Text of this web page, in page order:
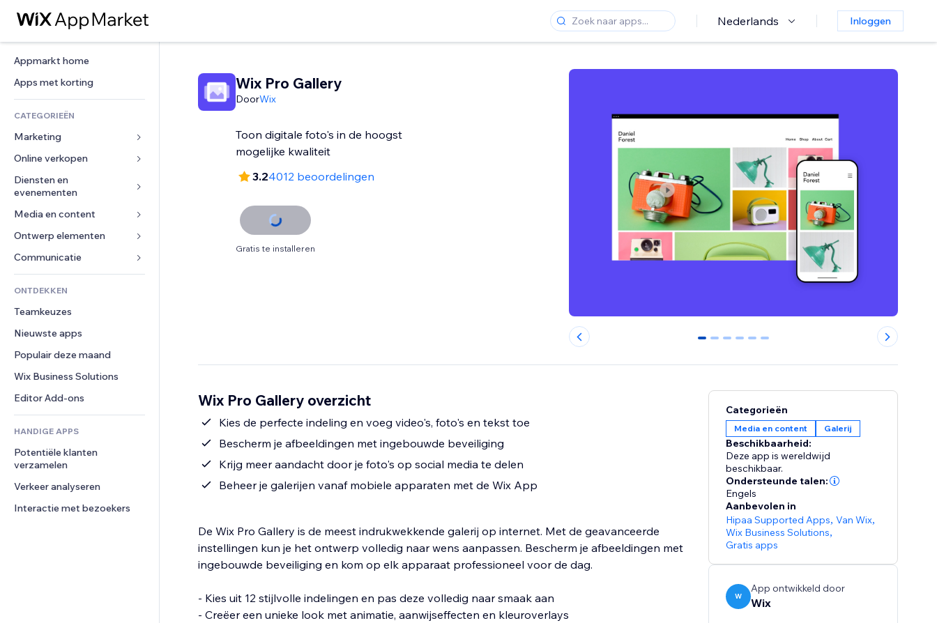
Nederlands Inloggen
Appmarkt home
Apps met korting
CATEGORIEËN
Marketing
Advertenties
Mobiel
Analytics
Social media
SEO
Betrokkenheid
Websitevermeldingen
E-mail
Conversie
Online verkopen
Apps voor webshops
Verzending en levering
Verkoopknoppen
Online cursussen
Print on demand
Boekhouding
Coupons en loyaliteit
Opslagoplossingen
Dropshipping
Prijzen en abonnementen
Crowdfunding
Eten en drinken
Diensten en
evenementen
Hotels
Evenementen
Restaurants
Vastgoed
Boekingen
Media en content
Galerij
Muziek
Podcasts
Fotografie
Video
PDF
Bestanden delen
Nieuws
Ontwerp elementen
Kaarten en navigatie
Privacy en beveiliging
Ontime
Pagina templates
Afbeeldingseffecten
Knoppen en menu's
Banners en badges
Rekenmachines
Zoeken
Weer
Grafieken en tabellen
Formulieren
Enquêtes
Chat
Opmerkingen
Telefoonnummer
Community
Beoordelingen en testimonials
CRM
ONTDEKKEN
Teamkeuzes
Nieuwste apps
Populair deze maand
Wix Business Solutions
Editor Add-ons
HANDIGE APPS
Potentiële klanten
verzamelen
Verkeer analyseren
Interactie met bezoekers
Wix Pro Gallery
DoorWix
Toon digitale foto's in de hoogst
mogelijke kwaliteit
3.24012 beoordelingen
Gratis te installeren
0 1 2 3 4 5
Wix Pro Gallery overzicht
Kies de perfecte indeling en voeg video's, foto's en tekst toe
Bescherm je afbeeldingen met ingebouwde beveiliging
Krijg meer aandacht door je foto's op social media te delen
Beheer je galerijen vanaf mobiele apparaten met de Wix App
De Wix Pro Gallery is de meest indrukwekkende galerij op internet. Met de geavanceerde
instellingen kun je het ontwerp volledig naar wens aanpassen. Bescherm je afbeeldingen met
ingebouwde beveiliging en kom op elk apparaat professioneel voor de dag.
- Kies uit 12 stijlvolle indelingen en pas deze volledig naar smaak aan
- Creëer een unieke look met animatie, aanwijseffecten en kleuroverlays
Categorieën
Media en content Galerij
Beschikbaarheid:
Deze app is wereldwijd
beschikbaar.
Ondersteunde talen:
Engels
Aanbevolen in
Hipaa Supported Apps,Van Wix,
Wix Business Solutions,
Gratis apps
W
App ontwikkeld door
Wix